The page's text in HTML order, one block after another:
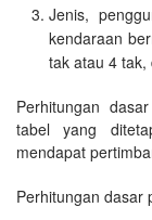
Jenis,
kendaraan
tak atau 4 tak,
Perhitungan
tabel yang
mendapat
Perhitungan dasar